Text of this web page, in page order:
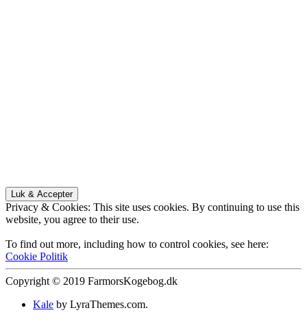
Privacy & Cookies: This site uses cookies. By continuing to use this
website, you agree to their use.
To find out more, including how to control cookies, see here:
Cookie Politik
Copyright © 2019 FarmorsKogebog.dk
Kale by LyraThemes.com.